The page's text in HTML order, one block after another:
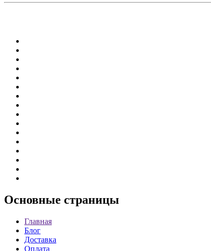
Основные страницы
Главная
Блог
Доставка
Оплата